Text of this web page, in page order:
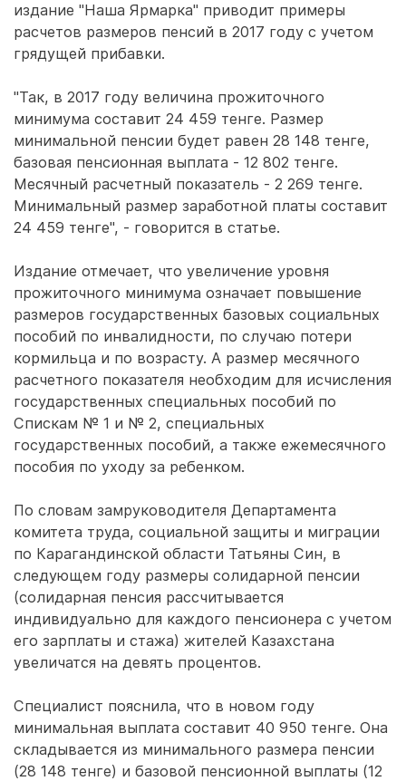
издание "Наша Ярмарка" приводит примеры
расчетов размеров пенсий в 2017 году с учетом
грядущей прибавки.
"Так, в 2017 году величина прожиточного
минимума составит 24 459 тенге. Размер
минимальной пенсии будет равен 28 148 тенге,
базовая пенсионная выплата - 12 802 тенге.
Месячный расчетный показатель - 2 269 тенге.
Минимальный размер заработной платы составит
24 459 тенге", - говорится в статье.
Издание отмечает, что увеличение уровня
прожиточного минимума означает повышение
размеров государственных базовых социальных
пособий по инвалидности, по случаю потери
кормильца и по возрасту. А размер месячного
расчетного показателя необходим для исчисления
государственных специальных пособий по
Спискам № 1 и № 2, специальных
государственных пособий, а также ежемесячного
пособия по уходу за ребенком.
По словам замруководителя Департамента
комитета труда, социальной защиты и миграции
по Карагандинской области Татьяны Син, в
следующем году размеры солидарной пенсии
(солидарная пенсия рассчитывается
индивидуально для каждого пенсионера с учетом
его зарплаты и стажа) жителей Казахстана
увеличатся на девять процентов.
Специалист пояснила, что в новом году
минимальная выплата составит 40 950 тенге. Она
складывается из минимального размера пенсии
(28 148 тенге) и базовой пенсионной выплаты (12